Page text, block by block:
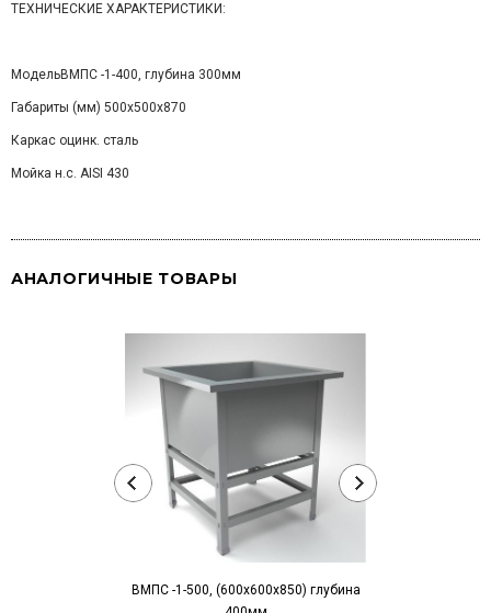
ТЕХНИЧЕСКИЕ ХАРАКТЕРИСТИКИ:
МодельВМПС -1-400, глубина 300мм
Габариты (мм) 500х500х870
Каркас оцинк. сталь
Мойка н.с. AISI 430
АНАЛОГИЧНЫЕ ТОВАРЫ
ВМПС -1-500, (600х600х850) глубина